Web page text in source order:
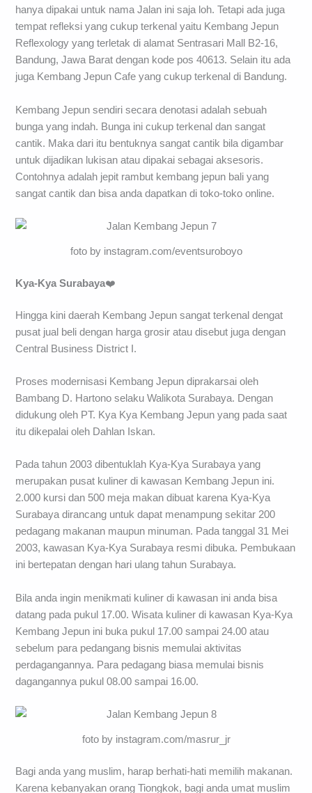
hanya dipakai untuk nama Jalan ini saja loh. Tetapi ada juga
tempat refleksi yang cukup terkenal yaitu Kembang Jepun
Reflexology yang terletak di alamat Sentrasari Mall B2-16,
Bandung, Jawa Barat dengan kode pos 40613. Selain itu ada
juga Kembang Jepun Cafe yang cukup terkenal di Bandung.
Kembang Jepun sendiri secara denotasi adalah sebuah
bunga yang indah. Bunga ini cukup terkenal dan sangat
cantik. Maka dari itu bentuknya sangat cantik bila digambar
untuk dijadikan lukisan atau dipakai sebagai aksesoris.
Contohnya adalah jepit rambut kembang jepun bali yang
sangat cantik dan bisa anda dapatkan di toko-toko online.
foto by instagram.com/eventsuroboyo
Kya-Kya Surabaya❤️
Hingga kini daerah Kembang Jepun sangat terkenal dengat
pusat jual beli dengan harga grosir atau disebut juga dengan
Central Business District I.
Proses modernisasi Kembang Jepun diprakarsai oleh
Bambang D. Hartono selaku Walikota Surabaya. Dengan
didukung oleh PT. Kya Kya Kembang Jepun yang pada saat
itu dikepalai oleh Dahlan Iskan.
Pada tahun 2003 dibentuklah Kya-Kya Surabaya yang
merupakan pusat kuliner di kawasan Kembang Jepun ini.
2.000 kursi dan 500 meja makan dibuat karena Kya-Kya
Surabaya dirancang untuk dapat menampung sekitar 200
pedagang makanan maupun minuman. Pada tanggal 31 Mei
2003, kawasan Kya-Kya Surabaya resmi dibuka. Pembukaan
ini bertepatan dengan hari ulang tahun Surabaya.
Bila anda ingin menikmati kuliner di kawasan ini anda bisa
datang pada pukul 17.00. Wisata kuliner di kawasan Kya-Kya
Kembang Jepun ini buka pukul 17.00 sampai 24.00 atau
sebelum para pedangang bisnis memulai aktivitas
perdagangannya. Para pedagang biasa memulai bisnis
dagangannya pukul 08.00 sampai 16.00.
foto by instagram.com/masrur_jr
Bagi anda yang muslim, harap berhati-hati memilih makanan.
Karena kebanyakan orang Tiongkok, bagi anda umat muslim